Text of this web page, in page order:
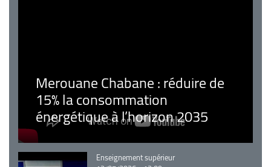
Merouane Chabane : réduire de
15% la consommation
énergétique à l’horizon 2035
Catégorie
Enseignement supérieur